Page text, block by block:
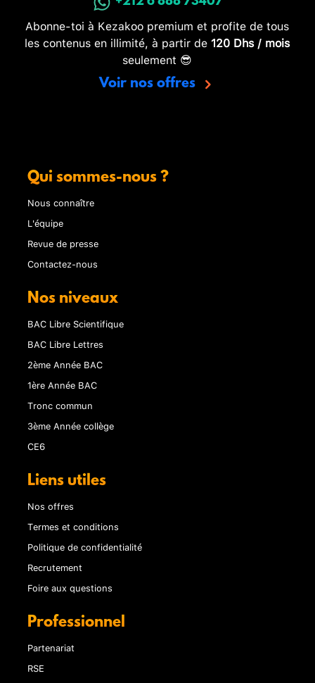
Abonne-toi à Kezakoo premium et profite de tous
les contenus en illimité, à partir de 120 Dhs / mois
seulement 😎
Voir nos offres
Qui sommes-nous ?
Nous connaître
L'équipe
Revue de presse
Contactez-nous
Nos niveaux
BAC Libre Scientifique
BAC Libre Lettres
2ème Année BAC
1ère Année BAC
Tronc commun
3ème Année collège
CE6
Liens utiles
Nos offres
Termes et conditions
Politique de confidentialité
Recrutement
Foire aux questions
Professionnel
Partenariat
RSE